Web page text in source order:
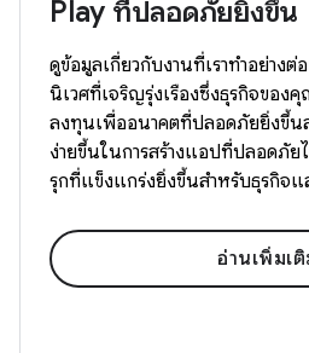
Play ที่ปลอดภัยยิ่งขึ้น
ดูข้อมูลเกี่ยวกับงานที่เราทำอย่างต่
นิเวศที่เจริญรุ่งเรืองซึ่งธุรกิจของคุ
ลงทุนเพื่ออนาคตที่ปลอดภัยยิ่งขึ้
ง่ายขึ้นในการสร้างแอปที่ปลอดภัย
รุกที่แข็งแกร่งยิ่งขึ้นสำหรับธุรกิจ
อ่านเพิ่มเ